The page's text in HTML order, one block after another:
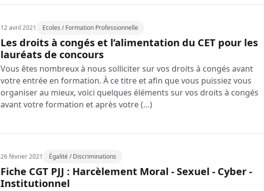
12 avril 2021 Ecoles / Formation Professionnelle
Les droits à congés et l’alimentation du CET pour les
lauréats de concours
Vous êtes nombreux à nous solliciter sur vos droits à congés avant
votre entrée en formation. À ce titre et afin que vous puissiez vous
organiser au mieux, voici quelques éléments sur vos droits à congés
avant votre formation et après votre (…)
26 février 2021 Égalité / Discriminations
Fiche CGT PJJ : Harcèlement Moral - Sexuel - Cyber -
Institutionnel